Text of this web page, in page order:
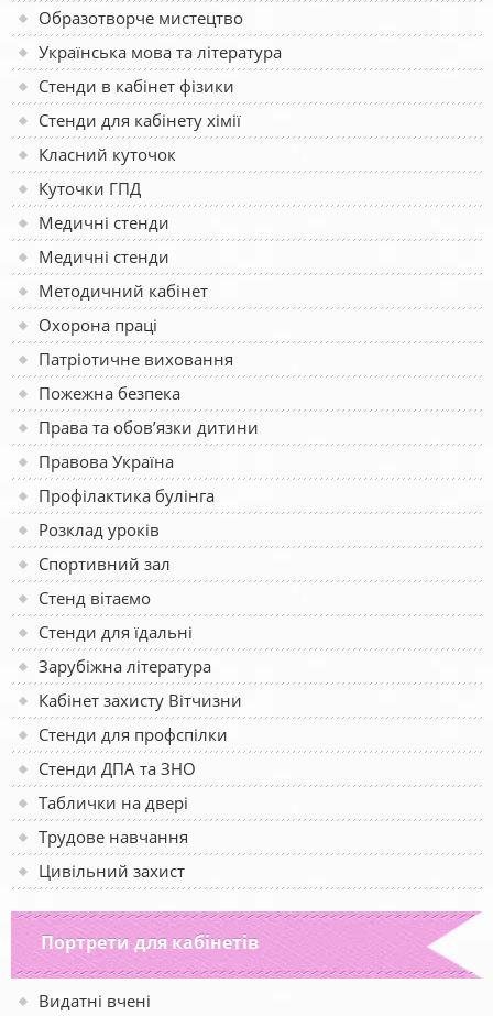
Образотворче мистецтво
Українська мова та література
Стенди в кабінет фізики
Стенди для кабінету хімії
Класний куточок
Куточки ГПД
Медичні стенди
Медичні стенди
Методичний кабінет
Охорона праці
Патріотичне виховання
Пожежна безпека
Права та обов’язки дитини
Правова Україна
Профілактика булінга
Розклад уроків
Спортивний зал
Стенд вітаємо
Стенди для їдальні
Зарубіжна література
Кабінет захисту Вітчизни
Стенди для профспілки
Стенди ДПА та ЗНО
Таблички на двері
Трудове навчання
Цивільний захист
Портрети для кабінетів
Видатні вчені